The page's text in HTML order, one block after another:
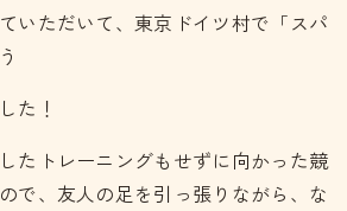
いただいて、東京ドイツ村で「スパ
た！
たトレーニングもせずに向かった競
で、友人の足を引っ張りながら、な